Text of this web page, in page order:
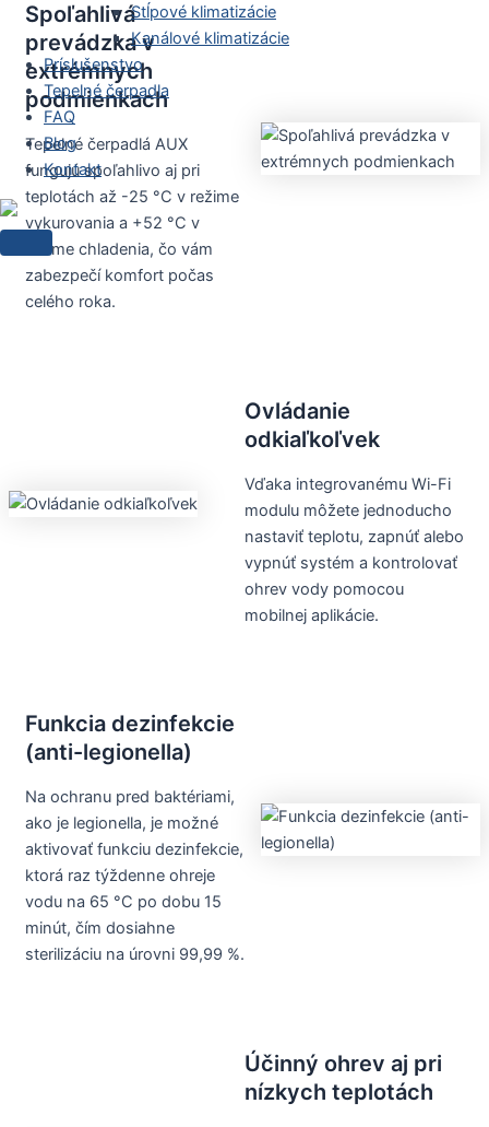
Stĺpové klimatizácie
Kanálové klimatizácie
Príslušenstvo
Tepelné čerpadla
FAQ
Blog
Kontakt
Spoľahlivá
prevádzka v
extrémnych
podmienkach
Tepelné čerpadlá AUX
fungujú spoľahlivo aj pri
teplotách až -25 °C v režime
vykurovania a +52 °C v
režime chladenia, čo vám
zabezpečí komfort počas
celého roka.
Ovládanie
odkiaľkoľvek
Vďaka integrovanému Wi-Fi
modulu môžete jednoducho
nastaviť teplotu, zapnúť alebo
vypnúť systém a kontrolovať
ohrev vody pomocou
mobilnej aplikácie.
Funkcia dezinfekcie
(anti-legionella)
Na ochranu pred baktériami,
ako je legionella, je možné
aktivovať funkciu dezinfekcie,
ktorá raz týždenne ohreje
vodu na 65 °C po dobu 15
minút, čím dosiahne
sterilizáciu na úrovni 99,99 %.
Účinný ohrev aj pri
nízkych teplotách